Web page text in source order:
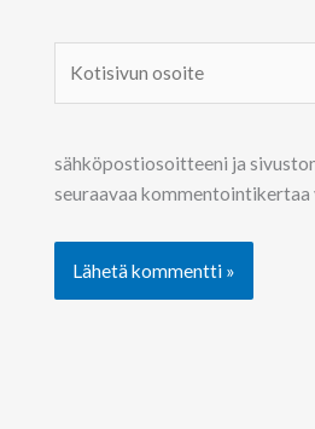
osoite
sähköpostiosoitteeni ja
seuraavaa kommentointikertaa